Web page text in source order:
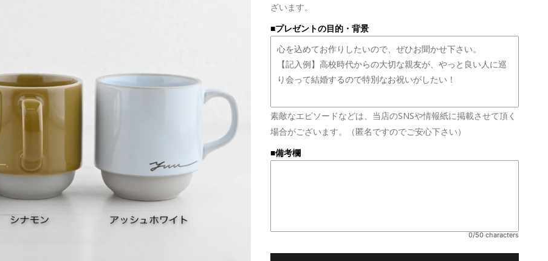
ざいます。
■プレゼントの目的・背景
素敵なエピソードなどは、当店のSNSや情報紙に掲載させて頂く
場合がございます。（匿名ですのでご安心下さい）
■備考欄
0/50 characters